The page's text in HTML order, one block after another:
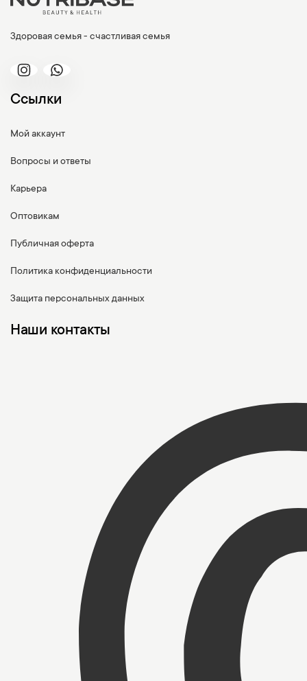
Здоровая семья - счастливая семья
Ссылки
Мой аккаунт
Вопросы и ответы
Карьера
Оптовикам
Публичная оферта
Политика конфиденциальности
Защита персональных данных
Наши контакты